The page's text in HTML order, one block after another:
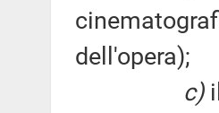
dell'opera);
c)